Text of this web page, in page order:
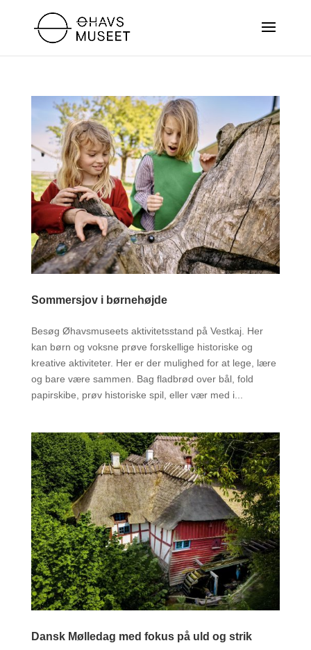
Sommersjov i børnehøjde
Besøg Øhavsmuseets aktivitetsstand på Vestkaj. Her
kan børn og voksne prøve forskellige historiske og
kreative aktiviteter. Her er der mulighed for at lege, lære
og bare være sammen. Bag fladbrød over bål, fold
papirskibe, prøv historiske spil, eller vær med i...
Dansk Mølledag med fokus på uld og strik